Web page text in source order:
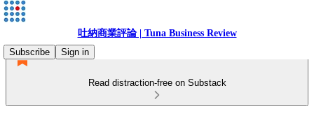
吐納商業評論 | Tuna Business Review
Subscribe
Sign in
Read distraction-free on Substack